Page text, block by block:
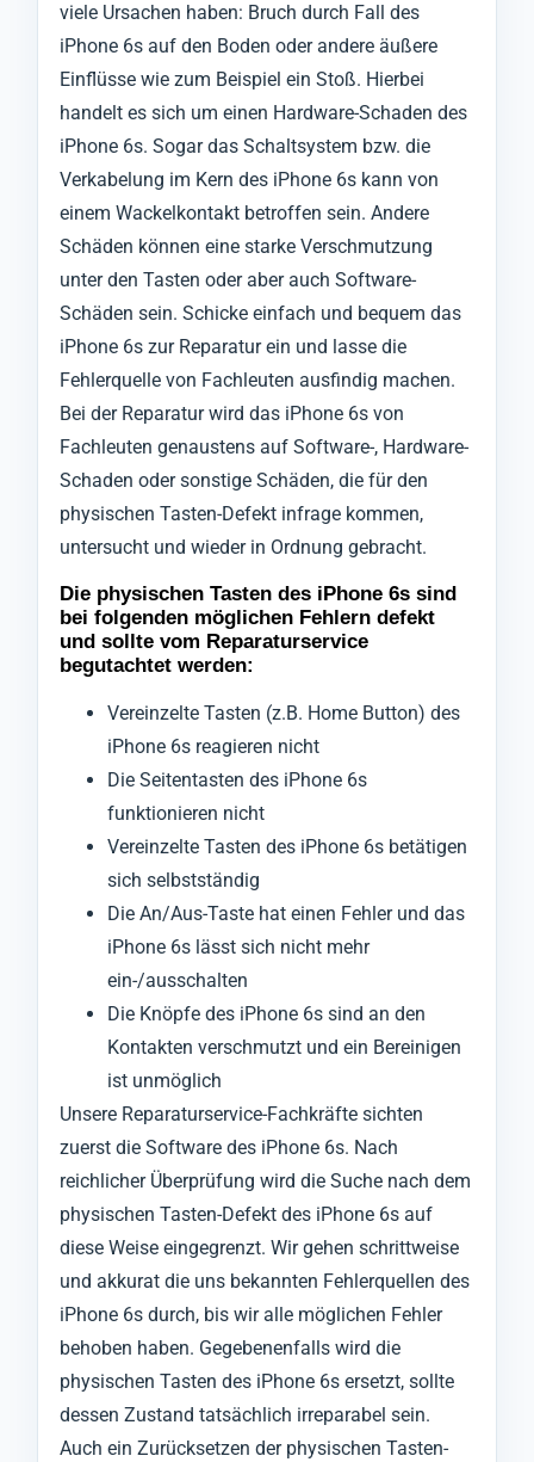
viele Ursachen haben: Bruch durch Fall des
iPhone 6s auf den Boden oder andere äußere
Einflüsse wie zum Beispiel ein Stoß. Hierbei
handelt es sich um einen Hardware-Schaden des
iPhone 6s. Sogar das Schaltsystem bzw. die
Verkabelung im Kern des iPhone 6s kann von
einem Wackelkontakt betroffen sein. Andere
Schäden können eine starke Verschmutzung
unter den Tasten oder aber auch Software-
Schäden sein. Schicke einfach und bequem das
iPhone 6s zur Reparatur ein und lasse die
Fehlerquelle von Fachleuten ausfindig machen.
Bei der Reparatur wird das iPhone 6s von
Fachleuten genaustens auf Software-, Hardware-
Schaden oder sonstige Schäden, die für den
physischen Tasten-Defekt infrage kommen,
untersucht und wieder in Ordnung gebracht.
Die physischen Tasten des iPhone 6s sind
bei folgenden möglichen Fehlern defekt
und sollte vom Reparaturservice
begutachtet werden:
Vereinzelte Tasten (z.B. Home Button) des
iPhone 6s reagieren nicht
Die Seitentasten des iPhone 6s
funktionieren nicht
Vereinzelte Tasten des iPhone 6s betätigen
sich selbstständig
Die An/Aus-Taste hat einen Fehler und das
iPhone 6s lässt sich nicht mehr
ein-/ausschalten
Die Knöpfe des iPhone 6s sind an den
Kontakten verschmutzt und ein Bereinigen
ist unmöglich
Unsere Reparaturservice-Fachkräfte sichten
zuerst die Software des iPhone 6s. Nach
reichlicher Überprüfung wird die Suche nach dem
physischen Tasten-Defekt des iPhone 6s auf
diese Weise eingegrenzt. Wir gehen schrittweise
und akkurat die uns bekannten Fehlerquellen des
iPhone 6s durch, bis wir alle möglichen Fehler
behoben haben. Gegebenenfalls wird die
physischen Tasten des iPhone 6s ersetzt, sollte
dessen Zustand tatsächlich irreparabel sein.
Auch ein Zurücksetzen der physischen Tasten-